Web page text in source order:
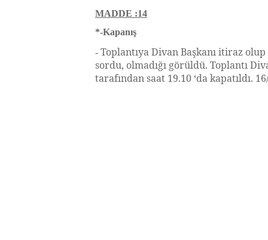
MADDE :14
*-Kapanış
- Toplantıya Divan Başkanı itiraz olup
sordu, olmadığı görüldü. Toplantı
tarafından saat 19.10 ‘da kapatıldı.